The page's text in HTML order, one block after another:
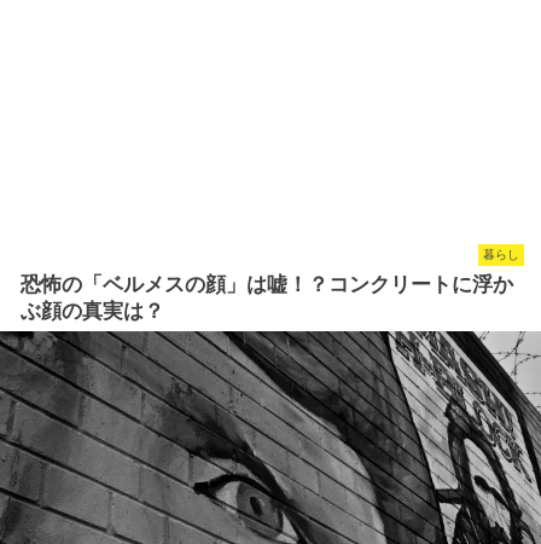
暮らし
恐怖の「ベルメスの顔」は嘘！？コンクリートに浮か
ぶ顔の真実は？